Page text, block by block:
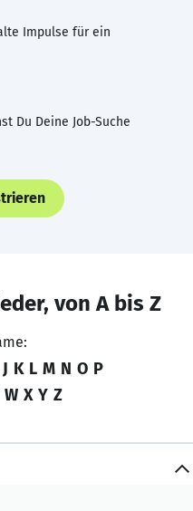
Impulse für ein
Du Deine Job-Suche
von A bis Z
J K L M N O P
W X Y Z